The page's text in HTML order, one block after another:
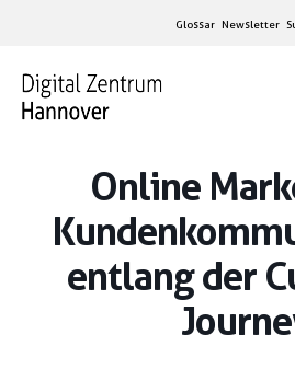
Glossar Newsletter
Online
entlang der